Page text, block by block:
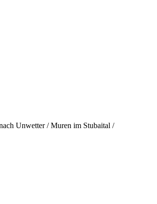
Unwetter / Muren im Stubaital /